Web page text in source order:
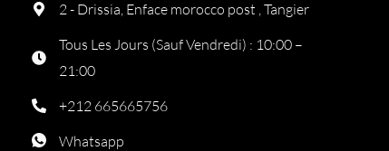
2 - Drissia, Enface morocco post , Tangier
Tous Les Jours (Sauf Vendredi) : 10:00 –
21:00
+212 665665756
Whatsapp